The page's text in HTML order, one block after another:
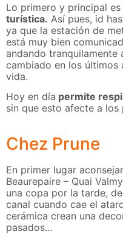
Lo primero y principal es
turística. Así pues, id
ya que la estación de
está muy bien
andando tranquilamente
cambiado en los últimos
vida.
Hoy en día permite
sin que esto afecte a los
Chez Prune
En primer lugar
Beaurepaire – Quai
una copa por la tarde,
canal cuando cae el
cerámica crean una
pasados…